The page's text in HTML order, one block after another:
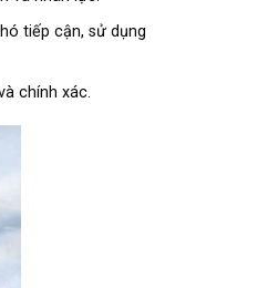
tiếp cận, sử dụng
chính xác.